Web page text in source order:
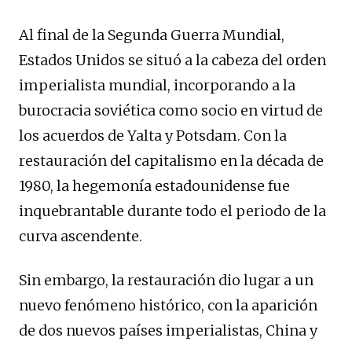
Al final de la Segunda Guerra Mundial,
Estados Unidos se situó a la cabeza del orden
imperialista mundial, incorporando a la
burocracia soviética como socio en virtud de
los acuerdos de Yalta y Potsdam. Con la
restauración del capitalismo en la década de
1980, la hegemonía estadounidense fue
inquebrantable durante todo el periodo de la
curva ascendente.
Sin embargo, la restauración dio lugar a un
nuevo fenómeno histórico, con la aparición
de dos nuevos países imperialistas, China y